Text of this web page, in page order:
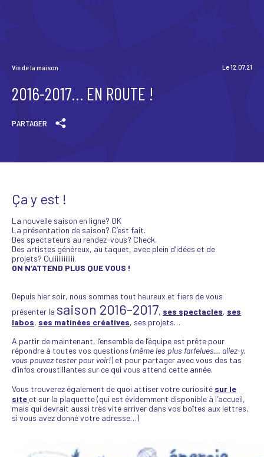
Vie de la maison Le 12.07.21
2016-2017… EN ROUTE !
PARTAGER
Ça y est !
La nouvelle saison en ligne? OK
La présentation de saison? C’est fait.
Des spectateurs au rendez-vous? Check.
Des artistes généreux, au taquet, avec plein d’idées et de
projets? Ouiiiiiiiiiiii.
ON N’ATTEND PLUS QUE VOUS !
Depuis hier soir, nous sommes tout heureux et fiers de vous
présenter la saison 2016-2017, ses spectacles, ses
labos, ses matinées créatives, ses projets…
A partir de maintenant, l’ensemble de l’équipe est prête pour
répondre à toutes vos questions (même les plus farfelues… allez-y,
vous pouvez tester pour voir!) et pour partager avec vous des tas
d’infos croustillantes sur ce qui vous attend cette année.
Vous trouverez également de quoi attiser votre curiosité sur le
site et sur la plaquette (qui est évidemment disponible à l’accueil,
mais qui devrait aussi très vite arriver dans vos boîtes aux lettres,
si vous avez donné votre adresse…)